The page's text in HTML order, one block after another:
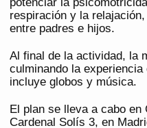
respiración y la
entre padres e hijos.
Al final de la actividad, la
culminando la
incluye globos y música.
El plan se lleva a cabo en
Cardenal Solís 3, en